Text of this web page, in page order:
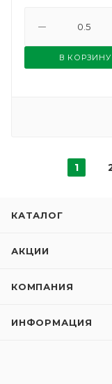
В КОРЗИНУ
1
КАТАЛОГ
АКЦИИ
КОМПАНИЯ
ИНФОРМАЦИЯ